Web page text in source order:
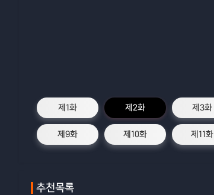
제1화 제2화 제3화
제9화 제10화 제11화
추천목록